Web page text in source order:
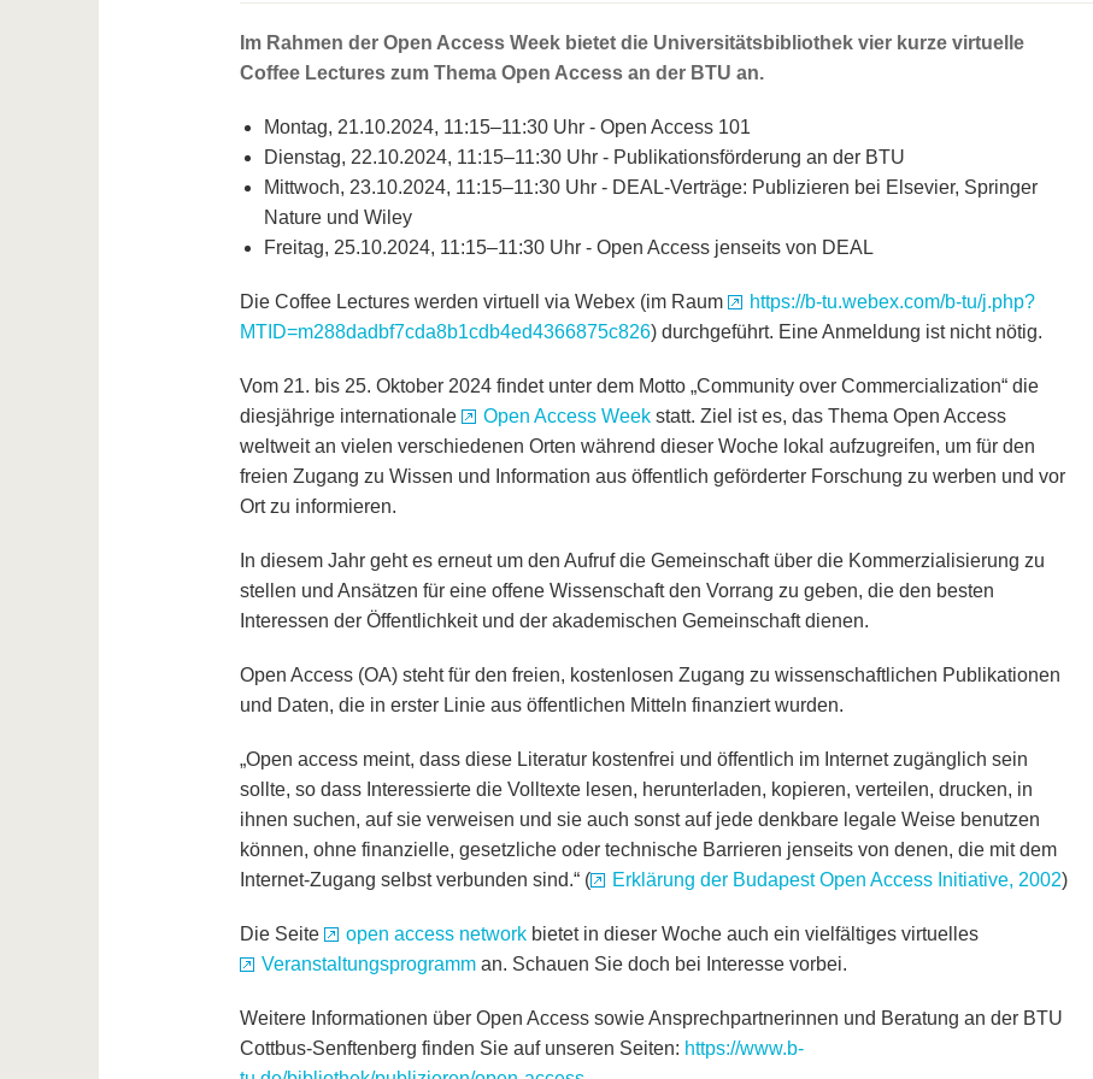
Im Rahmen der Open Access Week bietet die Universitätsbibliothek vier kurze virtuelle
Coffee Lectures zum Thema Open Access an der BTU an.
Montag, 21.10.2024, 11:15–11:30 Uhr - Open Access 101
Dienstag, 22.10.2024, 11:15–11:30 Uhr - Publikationsförderung an der BTU
Mittwoch, 23.10.2024, 11:15–11:30 Uhr - DEAL-Verträge: Publizieren bei Elsevier, Springer
Nature und Wiley
Freitag, 25.10.2024, 11:15–11:30 Uhr - Open Access jenseits von DEAL
Die Coffee Lectures werden virtuell via Webex (im Raum
https://b-tu.webex.com/b-tu/j.php?
MTID=m288dadbf7cda8b1cdb4ed4366875c826) durchgeführt. Eine Anmeldung ist nicht nötig.
Vom 21. bis 25. Oktober 2024 findet unter dem Motto „Community over Commercialization“ die
diesjährige internationale
Open Access Weekstatt. Ziel ist es, das Thema Open Access
weltweit an vielen verschiedenen Orten während dieser Woche lokal aufzugreifen, um für den
freien Zugang zu Wissen und Information aus öffentlich geförderter Forschung zu werben und vor
Ort zu informieren.
In diesem Jahr geht es erneut um den Aufruf die Gemeinschaft über die Kommerzialisierung zu
stellen und Ansätzen für eine offene Wissenschaft den Vorrang zu geben, die den besten
Interessen der Öffentlichkeit und der akademischen Gemeinschaft dienen.
Open Access (OA) steht für den freien, kostenlosen Zugang zu wissenschaftlichen Publikationen
und Daten, die in erster Linie aus öffentlichen Mitteln finanziert wurden.
„Open access meint, dass diese Literatur kostenfrei und öffentlich im Internet zugänglich sein
sollte, so dass Interessierte die Volltexte lesen, herunterladen, kopieren, verteilen, drucken, in
ihnen suchen, auf sie verweisen und sie auch sonst auf jede denkbare legale Weise benutzen
können, ohne finanzielle, gesetzliche oder technische Barrieren jenseits von denen, die mit dem
Internet-Zugang selbst verbunden sind.“ (
Erklärung der Budapest Open Access Initiative, 2002)
Die Seite open access networkbietet in dieser Woche auch ein vielfältiges virtuelles
Veranstaltungsprogramman. Schauen Sie doch bei Interesse vorbei.
Weitere Informationen über Open Access sowie Ansprechpartnerinnen und Beratung an der BTU
Cottbus-Senftenberg finden Sie auf unseren Seiten: https://www.b-